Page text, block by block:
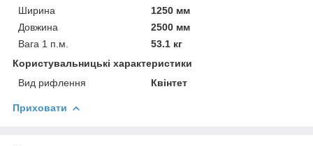
Ширина
1250 мм
Довжина
2500 мм
Вага 1 п.м.
53.1 кг
Користувальницькі характеристики
Вид рифлення
Квінтет
Приховати